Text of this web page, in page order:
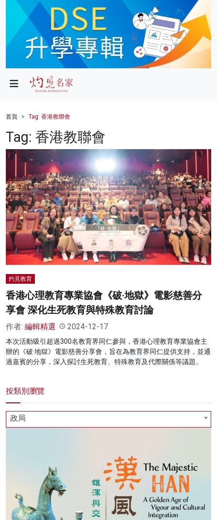
政局
財經
健康
科技
影片
名家榜
灼見活動
首頁 Tag: 香港教聯會
Tag: 香港教聯會
灼見教育
香港心理教育專業協會《破·地獄》電影慈善分
享會 深化生死教育與特殊教育討論
作者: 編輯精選 2024-12-17
本次活動吸引超過300名教育界同仁參與，香港心理教育專業協會主
辦的《破·地獄》電影慈善分享會，旨在為教育界同仁提供支持，並通
過嘉賓的分享，深入探討生死教育、特殊教育及代際關係等議題。
按類別瀏覽
政局